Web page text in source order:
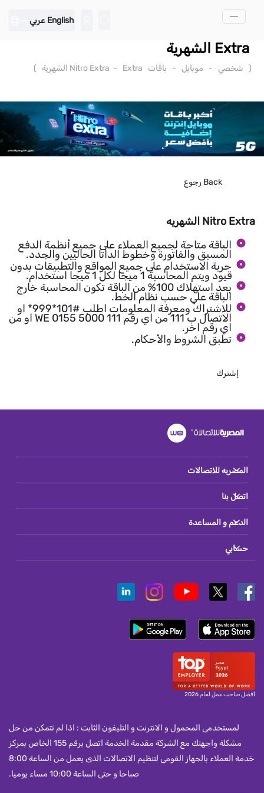
تخطي إلى المحتوى الرئيسي
English عربي
Extra الشهرية
( شخصي - موبايل - باقات Nitro Extra - Extra الشهرية )
Back رجوع
Nitro Extra الشهريه
الباقة متاحة لجميع العملاء على جميع أنظمة الدفع
المسبق والفاتورة وخطوط الداتا الحاليين والجدد.
حرية الاستخدام على جميع المواقع والتطبيقات بدون
قيود ويتم المحاسبة 1 ميجا لكل 1 ميجا استخدام.
بعد استهلاك 100% من الباقة تكون المحاسبة خارج
الباقة علي حسب نظام الخط.
للاشتراك ومعرفة المعلومات اطلب #101*999* او
الاتصال ب 111 من اي رقم WE 0155 5000 111 او من
اي رقم اخر.
تطبق الشروط والأحكام.
إشترك
المصريه للاتصالات
اتصل بنا
الدعم و المساعدة
حسابي
أفضل صاحب عمل لعام 2026
لمستخدمى المحمول و الانترنت و التليفون الثابت : اذا لم تتمكن من حل
مشكلة واجهتك مع الشركة مقدمة الخدمة اتصل برقم 155 الخاص بمركز
خدمة العملاء بالجهاز القومى لتنظيم الاتصالات الذى يعمل من الساعة 8:00
صباحا و حتى الساعة 10:00 مساء يوميا.